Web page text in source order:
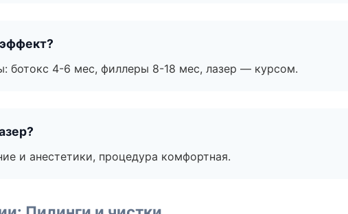
ботокс 4-6 мес, филлеры 8-18 мес, лазер — курсом.
и анестетики, процедура комфортная.